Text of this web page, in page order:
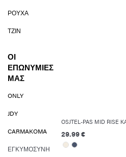
ΡΟΎΧΑ
ΤΖΙΝ
ΟΙ
ΕΠΩΝΥΜΊΕΣ
ΜΑΣ
ONLY
JDY
CARMAKOMA
ΕΓΚΥΜΟΣΎΝΗ
29.99 €